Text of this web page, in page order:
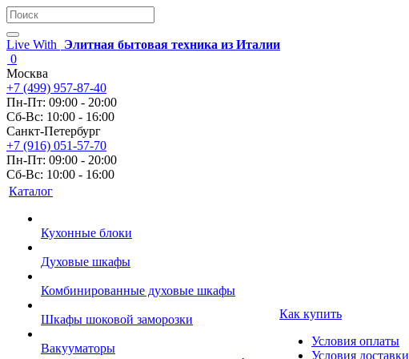
Live With
Элитная бытовая техника из Италии
0
Москва
+7 (499) 957-87-40
Пн-Пт: 09:00 - 20:00
Сб-Вс: 10:00 - 16:00
Санкт-Петербург
+7 (916) 051-57-70
Пн-Пт: 09:00 - 20:00
Сб-Вс: 10:00 - 16:00
Каталог
Кухонные блоки
Духовые шкафы
Комбинированные духовые шкафы
Шкафы шоковой заморозки
Вакууматоры
Как купить
Условия оплаты
Условия доставки